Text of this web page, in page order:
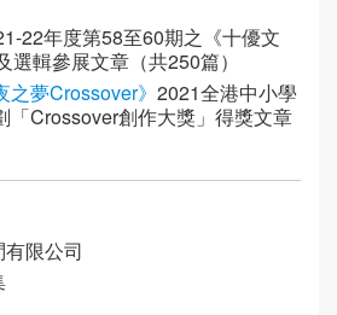
22年度第58至60期之《十優文
選輯參展文章（共250篇）
之夢Crossover》 2021全港中小學
「Crossover創作大獎」得獎文章
限公司